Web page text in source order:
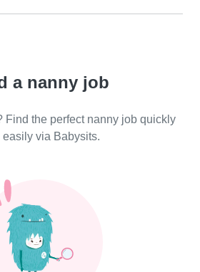
a nanny job
Find the perfect nanny job quickly
easily via Babysits.